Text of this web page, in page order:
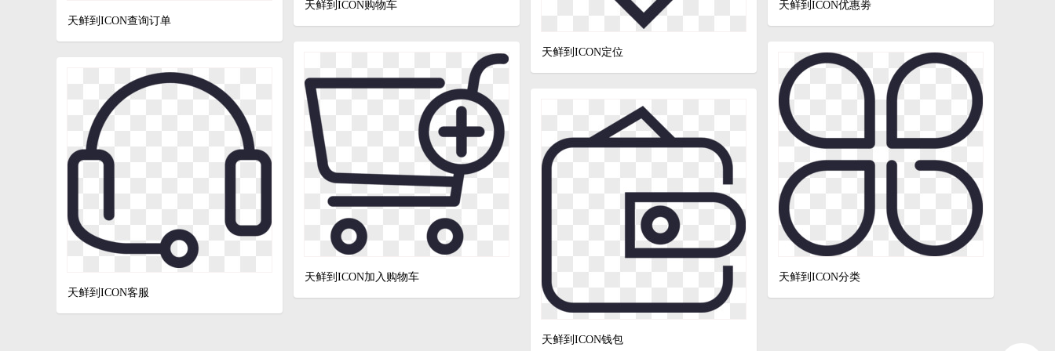
天鲜到ICON查询订单
天鲜到ICON购物车
天鲜到ICON定位
天鲜到ICON优惠劵
天鲜到ICON加入购物车
天鲜到ICON分类
天鲜到ICON客服
天鲜到ICON钱包